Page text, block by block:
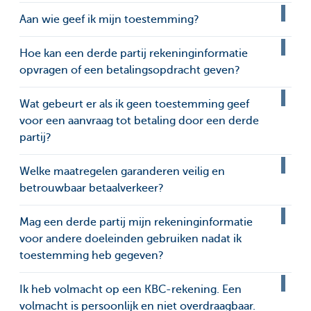
Aan wie geef ik mijn toestemming?
Hoe kan een derde partij rekeninginformatie
opvragen of een betalingsopdracht geven?
Wat gebeurt er als ik geen toestemming geef
voor een aanvraag tot betaling door een derde
partij?
Welke maatregelen garanderen veilig en
betrouwbaar betaalverkeer?
Mag een derde partij mijn rekeninginformatie
voor andere doeleinden gebruiken nadat ik
toestemming heb gegeven?
Ik heb volmacht op een KBC-rekening. Een
volmacht is persoonlijk en niet overdraagbaar.